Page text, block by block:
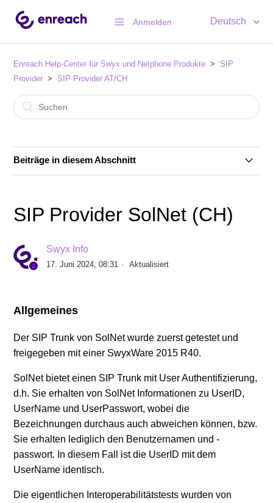
Anmelden Deutsch
Enreach Help-Center für Swyx und Netphone Produkte
SIP
Provider
SIP Provider AT/CH
Beiträge in diesem Abschnitt
SIP Provider A1 Telekom (AT)
SIP Provider IP Austria (AT)
SIP Provider media.tel (AT)
SIP Provider MLS (CH)
SIP Provider myTweak (AT)
SIP Provider net-cloud (AT)
SIP Provider SolNet (CH)
Swyx Info
17. Juni 2024, 08:31 Aktualisiert
Allgemeines
Der SIP Trunk von SolNet wurde zuerst getestet und
freigegeben mit einer SwyxWare 2015 R40.
SolNet bietet einen SIP Trunk mit User Authentifizierung,
d.h. Sie erhalten von SolNet Informationen zu UserID,
UserName und UserPasswort, wobei die
Bezeichnungen durchaus auch abweichen können, bzw.
Sie erhalten lediglich den Benutzernamen und -
passwort. In diesem Fall ist die UserID mit dem
UserName identisch.
Die eigentlichen Interoperabilitätstests wurden von